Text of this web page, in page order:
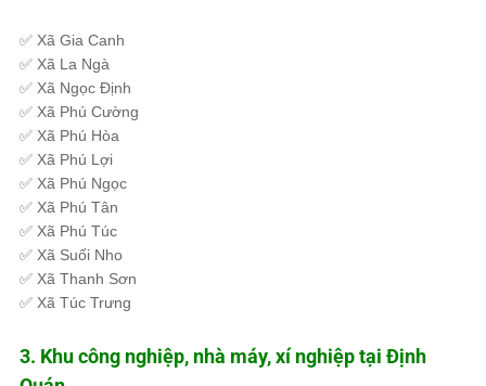
✅ Xã Gia Canh
✅ Xã La Ngà
✅ Xã Ngọc Định
✅ Xã Phú Cường
✅ Xã Phú Hòa
✅ Xã Phú Lợi
✅ Xã Phú Ngọc
✅ Xã Phú Tân
✅ Xã Phú Túc
✅ Xã Suối Nho
✅ Xã Thanh Sơn
✅ Xã Túc Trưng
3. Khu công nghiệp, nhà máy, xí nghiệp tại Định